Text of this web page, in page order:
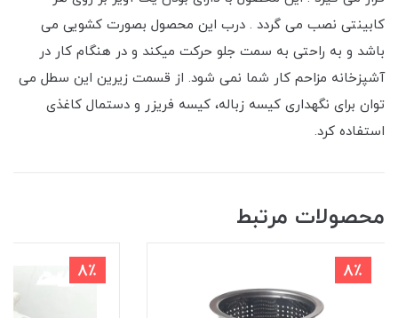
کابینتی نصب می گردد . درب این محصول بصورت کشویی می
باشد و به راحتی به سمت جلو حرکت میکند و در هنگام کار در
آشپزخانه مزاحم کار شما نمی شود. از قسمت زیرین این سطل می
توان برای نگهداری کیسه زباله، کیسه فریزر و دستمال کاغذی
استفاده کرد.
محصولات مرتبط
8٪ 8٪